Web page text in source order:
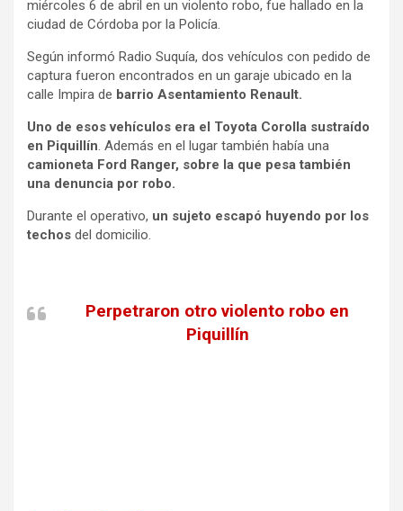
miércoles 6 de abril en un violento robo, fue hallado en la
ciudad de Córdoba por la Policía.
Según informó Radio Suquía, dos vehículos con pedido de
captura fueron encontrados en un garaje ubicado en la
calle Impira de barrio Asentamiento Renault.
Uno de esos vehículos era el Toyota Corolla sustraído
en Piquillín. Además en el lugar también había una
camioneta Ford Ranger, sobre la que pesa también
una denuncia por robo.
Durante el operativo, un sujeto escapó huyendo por los
techos del domicilio.
Perpetraron otro violento robo en
Piquillín